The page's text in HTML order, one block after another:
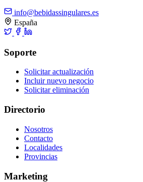
info@bebidassingulares.es
España
Soporte
Solicitar actualización
Incluir nuevo negocio
Solicitar eliminación
Directorio
Nosotros
Contacto
Localidades
Provincias
Marketing